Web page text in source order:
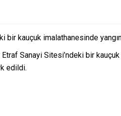
bir kauçuk imalathanesinde
Sanayi Sitesi’ndeki bir
edildi.